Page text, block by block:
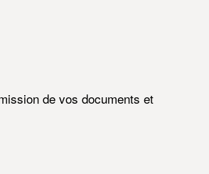
de vos documents et